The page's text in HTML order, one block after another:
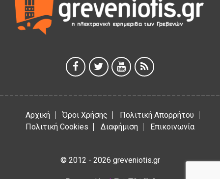
Γρεβενά: Συνελήφθη 18χρονος αλλοδαπός, για κλοπή
εξοπλισμού γυμναστηρίου
5 Αυγούστου 2026
Αρχική Όροι Χρήσης
Πολιτική Απορρήτου
Πολιτική Cookies
Διαφήμιση Επικοινωνία
© 2012 - 2026 greveniotis.gr